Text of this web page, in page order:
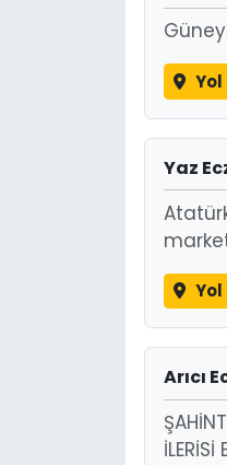
Yol
Yaz
Yol
Arıcı